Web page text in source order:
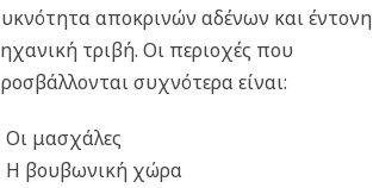
αποκρινών αδένων και έντονη
τριβή. Οι περιοχές που
συχνότερα είναι:
Οι μασχάλες
Η βουβωνική χώρα